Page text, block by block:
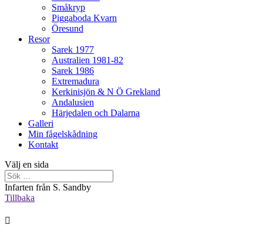
Småkryp
Piggaboda Kvarn
Öresund
Resor
Sarek 1977
Australien 1981-82
Sarek 1986
Extremadura
Kerkinisjön & N Ö Grekland
Andalusien
Härjedalen och Dalarna
Galleri
Min fågelskådning
Kontakt
Välj en sida
Infarten från S. Sandby
Tillbaka
